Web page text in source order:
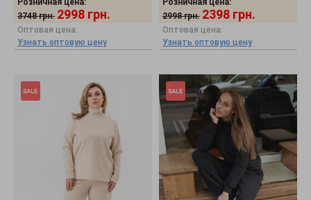
Розничная цена:
3748 грн. 2998 грн.
Оптовая цена:
Узнать оптовую цену
Розничная цена:
2998 грн. 2398 грн.
Оптовая цена:
Узнать оптовую цену